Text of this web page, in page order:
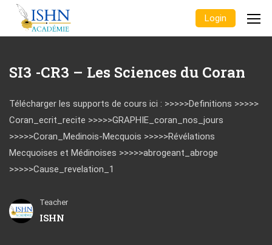
Login
SI3 -CR3 – Les Sciences du Coran
Télécharger les supports de cours ici : >>>>>Definitions >>>>>
Coran_ecrit_recite >>>>>GRAPHIE_coran_nos_jours
>>>>>Coran_Medinois-Mecquois >>>>>Révélations
Mecquoises et Médinoises >>>>>abrogeant_abroge
>>>>>Cause_revelation_1
Teacher
ISHN